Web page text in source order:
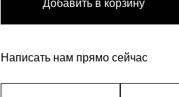
Добавить в корзину
Написать нам прямо сейчас